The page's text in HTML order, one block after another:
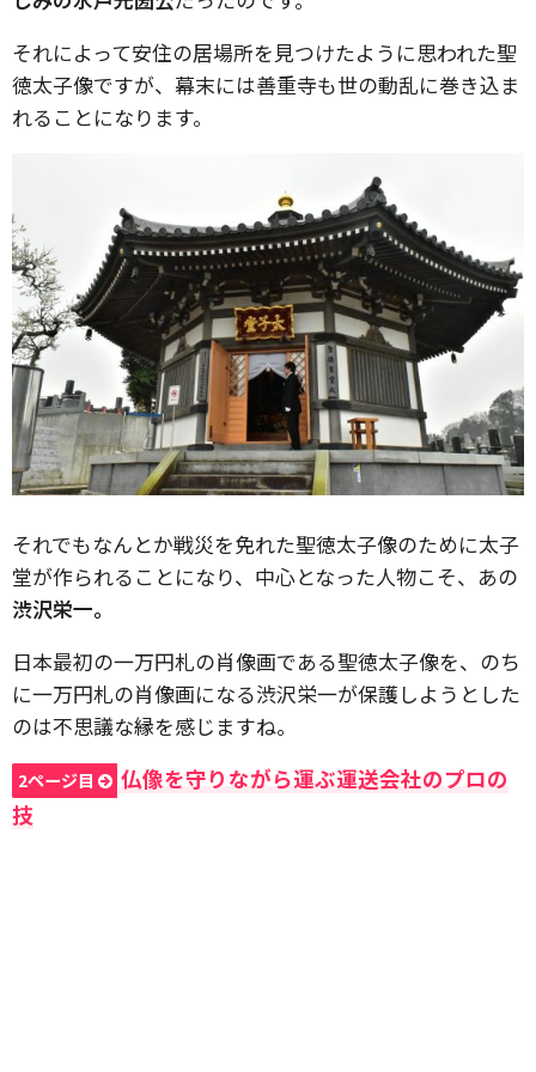
それによって安住の居場所を見つけたように思われた聖
徳太子像ですが、幕末には善重寺も世の動乱に巻き込ま
れることになります。
それでもなんとか戦災を免れた聖徳太子像のために太子
堂が作られることになり、中心となった人物こそ、あの
渋沢栄一。
日本最初の一万円札の肖像画である聖徳太子像を、のち
に一万円札の肖像画になる渋沢栄一が保護しようとした
のは不思議な縁を感じますね。
2ページ目
仏像を守りながら運ぶ運送会社のプロの
技